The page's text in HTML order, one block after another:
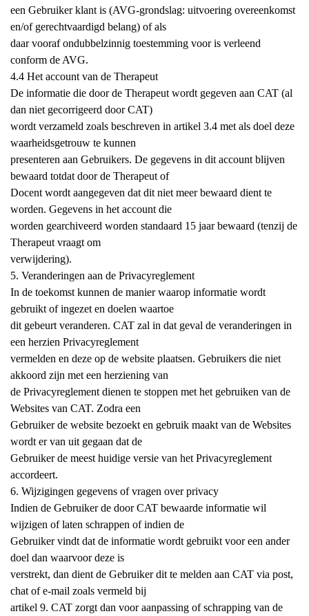
een Gebruiker klant is (AVG-grondslag: uitvoering overeenkomst
en/of gerechtvaardigd belang) of als
daar vooraf ondubbelzinnig toestemming voor is verleend
conform de AVG.
4.4 Het account van de Therapeut
De informatie die door de Therapeut wordt gegeven aan CAT (al
dan niet gecorrigeerd door CAT)
wordt verzameld zoals beschreven in artikel 3.4 met als doel deze
waarheidsgetrouw te kunnen
presenteren aan Gebruikers. De gegevens in dit account blijven
bewaard totdat door de Therapeut of
Docent wordt aangegeven dat dit niet meer bewaard dient te
worden. Gegevens in het account die
worden gearchiveerd worden standaard 15 jaar bewaard (tenzij de
Therapeut vraagt om
verwijdering).
5. Veranderingen aan de Privacyreglement
In de toekomst kunnen de manier waarop informatie wordt
gebruikt of ingezet en doelen waartoe
dit gebeurt veranderen. CAT zal in dat geval de veranderingen in
een herzien Privacyreglement
vermelden en deze op de website plaatsen. Gebruikers die niet
akkoord zijn met een herziening van
de Privacyreglement dienen te stoppen met het gebruiken van de
Websites van CAT. Zodra een
Gebruiker de website bezoekt en gebruik maakt van de Websites
wordt er van uit gegaan dat de
Gebruiker de meest huidige versie van het Privacyreglement
accordeert.
6. Wijzigingen gegevens of vragen over privacy
Indien de Gebruiker de door CAT bewaarde informatie wil
wijzigen of laten schrappen of indien de
Gebruiker vindt dat de informatie wordt gebruikt voor een ander
doel dan waarvoor deze is
verstrekt, dan dient de Gebruiker dit te melden aan CAT via post,
chat of e-mail zoals vermeld bij
artikel 9. CAT zorgt dan voor aanpassing of schrapping van de